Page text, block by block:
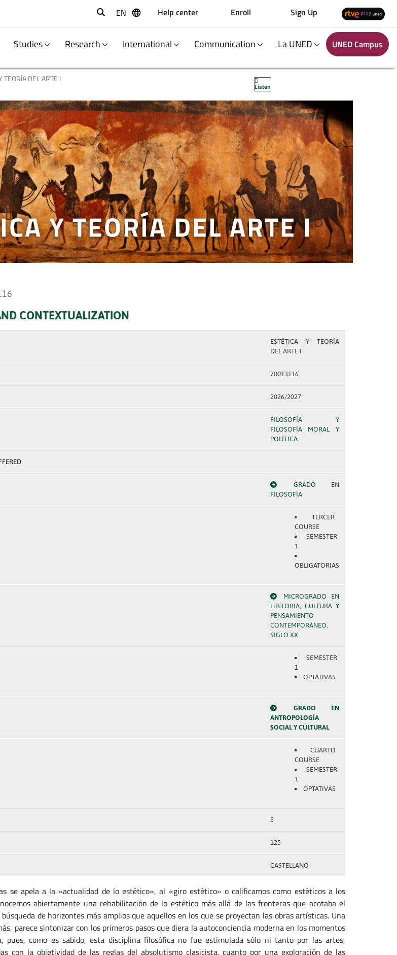
Buscar
EN Help center Enroll Sign Up
Studies Research International Communication La UNED UNED Campus
TEORÍA DEL ARTE I
Listen
Y TEORÍA DEL ARTE I
CONTEXTUALIZATION
ESTÉTICA Y TEORÍA
DEL ARTE I
70013116
2026/2027
FILOSOFÍA Y
FILOSOFÍA MORAL Y
POLÍTICA
GRADO EN
FILOSOFÍA
TERCER
COURSE
SEMESTER
1
OBLIGATORIAS
MICROGRADO EN
HISTORIA, CULTURA Y
PENSAMIENTO
CONTEMPORÁNEO.
SIGLO XX
SEMESTER
1
OPTATIVAS
GRADO EN
ANTROPOLOGÍA
SOCIAL Y CULTURAL
CUARTO
COURSE
SEMESTER
1
OPTATIVAS
5
125
CASTELLANO
se apela a la «actualidad de lo estético», al «giro estético» o calificamos como estéticos a los
abiertamente una rehabilitación de lo estético más allá de las fronteras que acotaba el
de horizontes más amplios que aquellos en los que se proyectan las obras artísticas. Una
parece sintonizar con los primeros pasos que diera la autoconciencia moderna en los momentos
pues, como es sabido, esta disciplina filosófica no fue estimulada sólo ni tanto por las artes,
con la objetividad de las reglas del absolutismo clasicista, cuanto por una exploración de las